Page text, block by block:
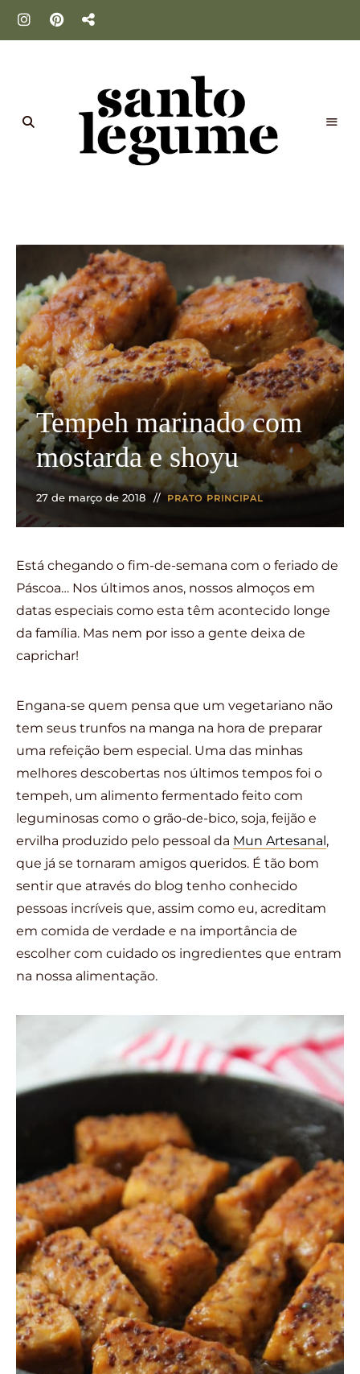
Legume
Tempeh marinado com
mostarda e shoyu
27 de março de 2018 PRATO PRINCIPAL
Está chegando o fim-de-semana com o feriado de
Páscoa… Nos últimos anos, nossos almoços em
datas especiais como esta têm acontecido longe
da família. Mas nem por isso a gente deixa de
caprichar!
Engana-se quem pensa que um vegetariano não
tem seus trunfos na manga na hora de preparar
uma refeição bem especial. Uma das minhas
melhores descobertas nos últimos tempos foi o
tempeh, um alimento fermentado feito com
leguminosas como o grão-de-bico, soja, feijão e
ervilha produzido pelo pessoal da Mun Artesanal,
que já se tornaram amigos queridos. É tão bom
sentir que através do blog tenho conhecido
pessoas incríveis que, assim como eu, acreditam
em comida de verdade e na importância de
escolher com cuidado os ingredientes que entram
na nossa alimentação.